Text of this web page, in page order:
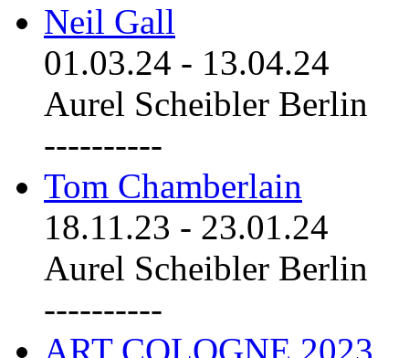
Neil Gall
01.03.24 - 13.04.24
Aurel Scheibler Berlin
----------
Tom Chamberlain
18.11.23 - 23.01.24
Aurel Scheibler Berlin
----------
ART COLOGNE 2023